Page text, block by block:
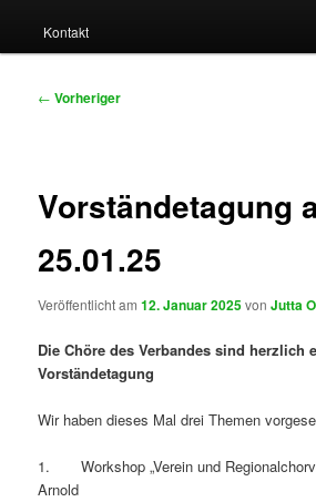
Kontakt
Beitragsnavigation
← Vorheriger
Vorständetagung
25.01.25
Veröffentlicht am12. Januar 2025vonJutta
Die Chöre des Verbandes sind herzlich
Vorständetagung
Wir haben dieses Mal drei Themen
1. Workshop „Verein und
Arnold